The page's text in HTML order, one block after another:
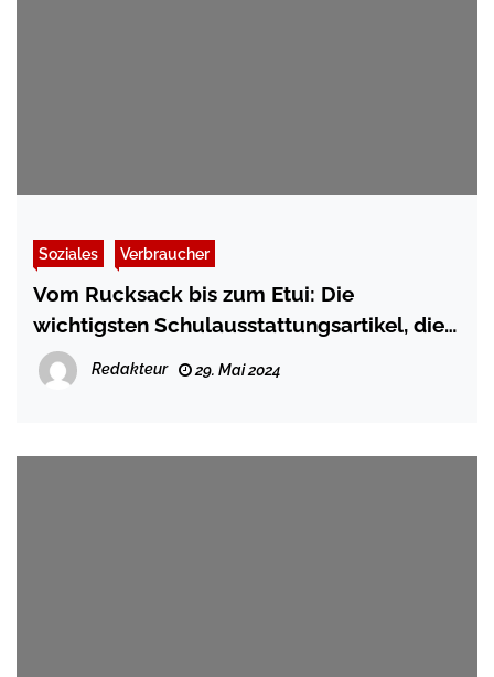
Soziales Verbraucher
Vom Rucksack bis zum Etui: Die
wichtigsten Schulausstattungsartikel, die
bereits im Voraus besorgt werden sollten
Redakteur 29. Mai 2024